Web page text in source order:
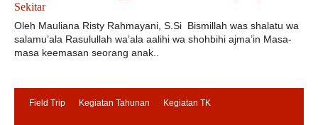
Sekitar
Oleh Mauliana Risty Rahmayani, S.Si Bismillah was shalatu wa
salamu’ala Rasulullah wa’ala aalihi wa shohbihi ajma’in Masa-
masa keemasan seorang anak..
Field Trip Kegiatan Tahunan Kegiatan TK